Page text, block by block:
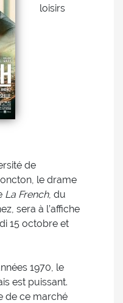
loisirs
de
le drame
La French, du
sera à l’affiche
15 octobre et
1970, le
est puissant.
de ce marché